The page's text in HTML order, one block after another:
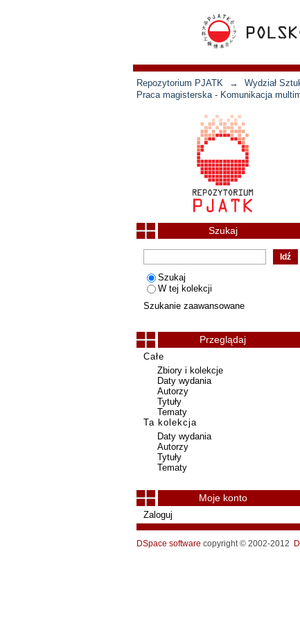
Repozytorium PJATK → Wydział
Praca magisterska - Komunikacja
Szukaj
Szukaj
W tej kolekcji
Szukanie zaawansowane
Przeglądaj
Całe
Zbiory i kolekcje
Daty wydania
Autorzy
Tytuły
Tematy
Ta kolekcja
Daty wydania
Autorzy
Tytuły
Tematy
Moje konto
Zaloguj
DSpace software copyright © 2002-2012